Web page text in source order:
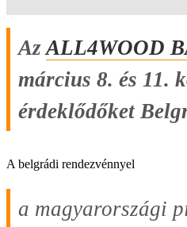
AzALL4WOOD
március 8. és 11.
érdeklődőket
A belgrádi rendezvénnyel
a magyarországi